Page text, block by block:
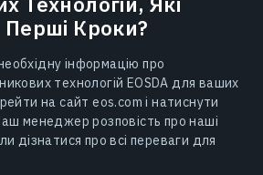
Кроки?
інформацію про
технологій EOSDA для ваших
на сайт eos.com і натиснути
менеджер розповість про наші
дізнатися про всі переваги для